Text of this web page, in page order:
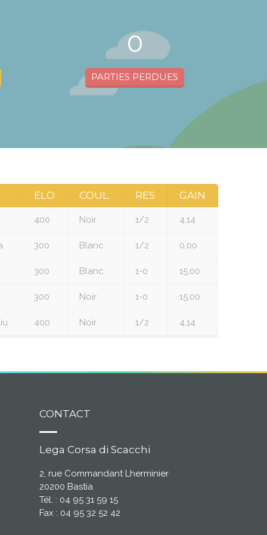
0
PARTIES PERDUES
ELO COUL. RES GAIN
400 Noir 1/2 4,14
300 Blanc 1/2 0,00
300 Blanc 1-0 15,00
300 Noir 1-0 15,00
400 Noir 1/2 4,14
CONTACT
Lega Corsa di Scacchi
2, rue Commandant Lherminier
20200 Bastia
Tél. : 04 95 31 59 15
Fax : 04 95 32 52 42